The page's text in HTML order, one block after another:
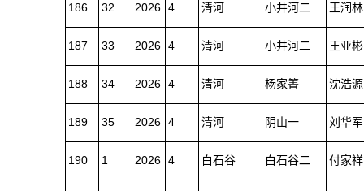
186 32 2026 4 清河 小井河二 王润林
187 33 2026 4 清河 小井河二 王亚彬
188 34 2026 4 清河 杨家箐 沈浩源
189 35 2026 4 清河 阴山一 刘华军
190 1 2026 4 白石谷 白石谷二 付家祥